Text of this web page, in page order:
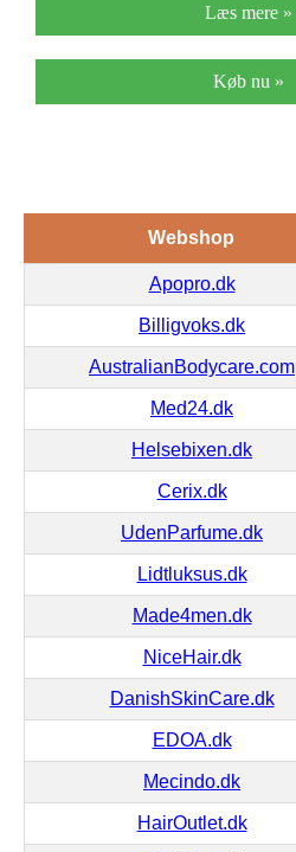
Læs mere »
Køb nu »
Webshop
Apopro.dk
Billigvoks.dk
AustralianBodycare.com
Med24.dk
Helsebixen.dk
Cerix.dk
UdenParfume.dk
Lidtluksus.dk
Made4men.dk
NiceHair.dk
DanishSkinCare.dk
EDOA.dk
Mecindo.dk
HairOutlet.dk